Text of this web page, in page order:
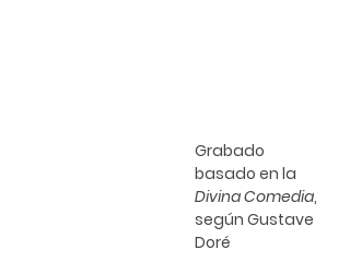
Grabado
basado en la
Divina Comedia,
según Gustave
Doré